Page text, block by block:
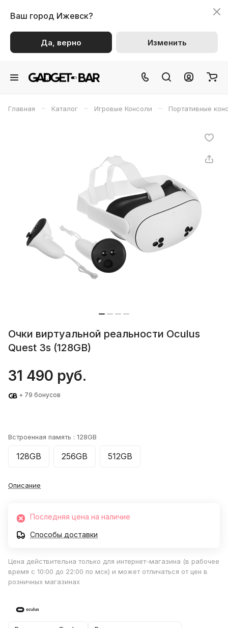
Ваш город Ижевск?
Да, верно Изменить
Главная – Каталог – Игровые Консоли – Портативные
Очки виртуальной реальности Oculus
Quest 3s (128GB)
31 490 руб.
+ 79 бонусов
Встроенная память : 128GB
128GB 256GB 512GB
Описание
Последняя цена на наличие
Способы доставки
Цена действительна только для интернет-магазина (в рабочее
время с 10:00 до 22:00 по мск) и может отличаться от цен в
розничных магазинах